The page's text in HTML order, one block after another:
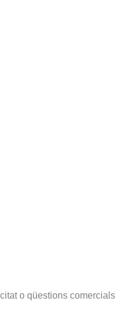
o qüestions comercials